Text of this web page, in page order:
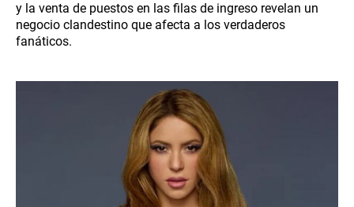
y la venta de puestos en las filas de ingreso revelan un
negocio clandestino que afecta a los verdaderos
fanáticos.